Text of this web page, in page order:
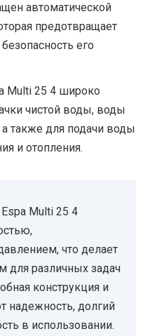
автоматической
предотвращает
его
Multi 25 4 широко
чистой воды, воды
также для подачи воды
и отопления.
Multi 25 4
что делает
различных задач
конструкция и
надежность, долгий
в использовании.